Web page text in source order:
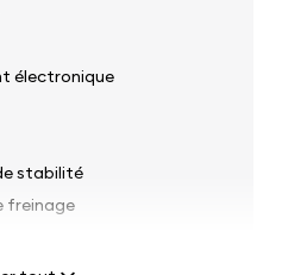
électronique
stabilité
freinage
de sécurité sur les